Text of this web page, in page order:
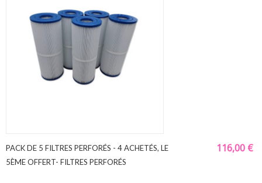
PACK DE 5 FILTRES PERFORÉS - 4 ACHETÉS, LE
5ÈME OFFERT- FILTRES PERFORÉS
116,00 €